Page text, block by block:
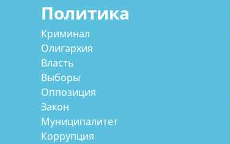
Политика
Криминал
Олигархия
Власть
Выборы
Оппозиция
Закон
Муниципалитет
Коррупция